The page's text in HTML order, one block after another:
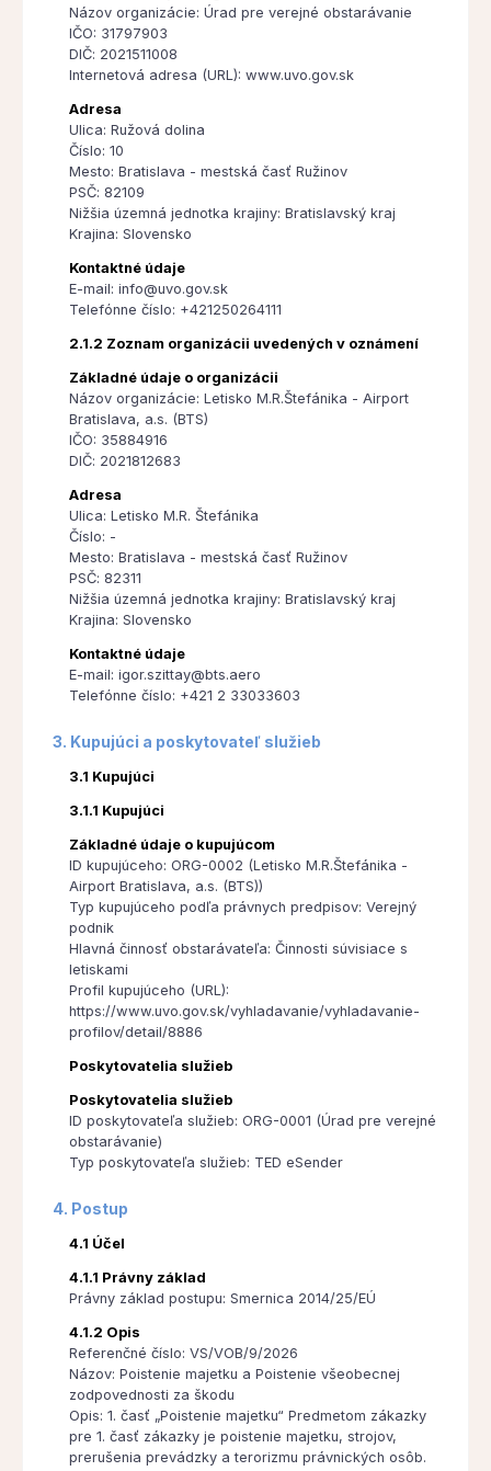
Názov organizácie: Úrad pre verejné obstarávanie
IČO: 31797903
DIČ: 2021511008
Internetová adresa (URL): www.uvo.gov.sk
Adresa
Ulica: Ružová dolina
Číslo: 10
Mesto: Bratislava - mestská časť Ružinov
PSČ: 82109
Nižšia územná jednotka krajiny: Bratislavský kraj
Krajina: Slovensko
Kontaktné údaje
E-mail: info@uvo.gov.sk
Telefónne číslo: +421250264111
2.1.2 Zoznam organizácii uvedených v oznámení
Základné údaje o organizácii
Názov organizácie: Letisko M.R.Štefánika - Airport
Bratislava, a.s. (BTS)
IČO: 35884916
DIČ: 2021812683
Adresa
Ulica: Letisko M.R. Štefánika
Číslo: -
Mesto: Bratislava - mestská časť Ružinov
PSČ: 82311
Nižšia územná jednotka krajiny: Bratislavský kraj
Krajina: Slovensko
Kontaktné údaje
E-mail: igor.szittay@bts.aero
Telefónne číslo: +421 2 33033603
3. Kupujúci a poskytovateľ služieb
3.1 Kupujúci
3.1.1 Kupujúci
Základné údaje o kupujúcom
ID kupujúceho: ORG-0002 (Letisko M.R.Štefánika -
Airport Bratislava, a.s. (BTS))
Typ kupujúceho podľa právnych predpisov: Verejný
podnik
Hlavná činnosť obstarávateľa: Činnosti súvisiace s
letiskami
Profil kupujúceho (URL):
https://www.uvo.gov.sk/vyhladavanie/vyhladavanie-
profilov/detail/8886
Poskytovatelia služieb
Poskytovatelia služieb
ID poskytovateľa služieb: ORG-0001 (Úrad pre verejné
obstarávanie)
Typ poskytovateľa služieb: TED eSender
4. Postup
4.1 Účel
4.1.1 Právny základ
Právny základ postupu: Smernica 2014/25/EÚ
4.1.2 Opis
Referenčné číslo: VS/VOB/9/2026
Názov: Poistenie majetku a Poistenie všeobecnej
zodpovednosti za škodu
Opis: 1. časť „Poistenie majetku“ Predmetom zákazky
pre 1. časť zákazky je poistenie majetku, strojov,
prerušenia prevádzky a terorizmu právnických osôb.